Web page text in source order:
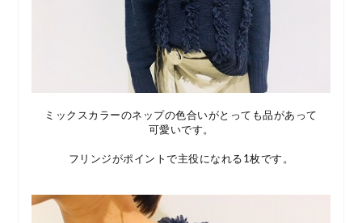
ミックスカラーのネップの色合いがとっても品があって
可愛いです。
フリンジがポイントで主役になれる1枚です。